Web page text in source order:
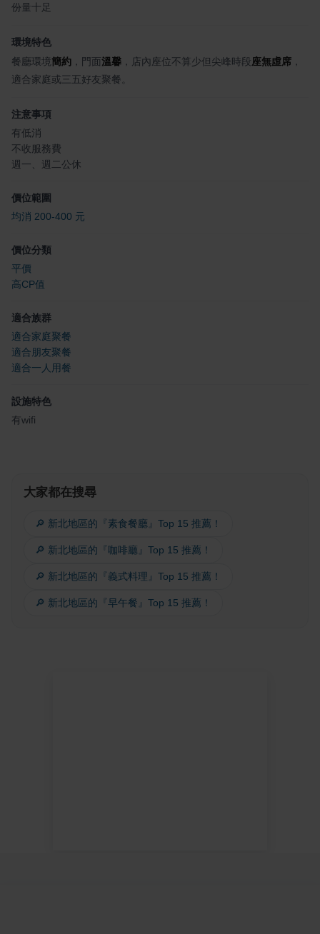
份量十足
環境特色
餐廳環境簡約 ，門面溫馨 ，店內座位不算少但尖峰時段 座無虛席 ，
適合家庭或三五好友聚餐。
注意事項
有低消
不收服務費
週一、週二公休
價位範圍
均消 200-400 元
價位分類
平價
高CP值
適合族群
適合家庭聚餐
適合朋友聚餐
適合一人用餐
設施特色
有wifi
大家都在搜尋
🔎 新北地區的『素食餐廳』Top 15 推薦！
🔎 新北地區的『咖啡廳』Top 15 推薦！
🔎 新北地區的『義式料理』Top 15 推薦！
🔎 新北地區的『早午餐』Top 15 推薦！